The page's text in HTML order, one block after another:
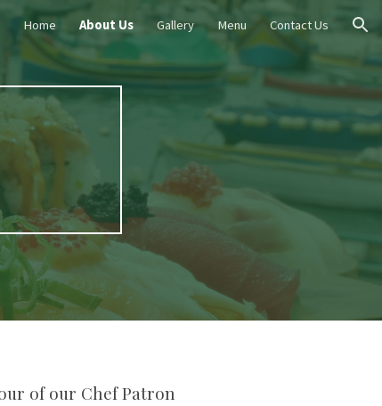
Home About Us Gallery Menu Contact Us
of our Chef Patron